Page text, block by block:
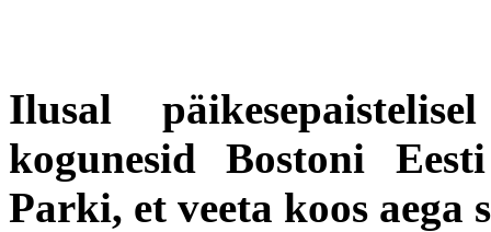
Ilusal
kogunesid Bostoni
Parki, et veeta koos aega